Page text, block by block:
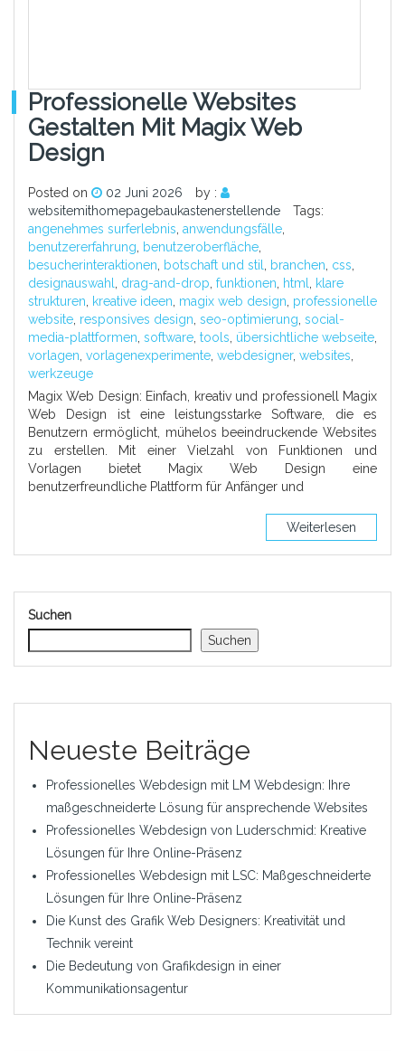
Professionelle Websites
Gestalten Mit Magix Web
Design
Posted on 02 Juni 2026
by :
websitemithomepagebaukastenerstellende
Tags:
angenehmes surferlebnis anwendungsfälle
benutzererfahrung
benutzeroberfläche
besucherinteraktionen
botschaft und stil branchen css
designauswahl
drag-and-drop funktionen html
klare
strukturen
kreative ideen magix web design professionelle
website responsives design seo-optimierung social-
media-plattformen software tools übersichtliche webseite
vorlagen vorlagenexperimente webdesigner, websites
werkzeuge
Magix Web Design: Einfach, kreativ und professionell Magix
Web Design ist eine leistungsstarke Software, die es
Benutzern ermöglicht, mühelos beeindruckende Websites
zu erstellen. Mit einer Vielzahl von Funktionen und
Vorlagen bietet Magix Web Design eine
benutzerfreundliche Plattform für Anfänger und
Weiterlesen
Suchen
Suchen
Neueste Beiträge
Professionelles Webdesign mit LM Webdesign: Ihre
maßgeschneiderte Lösung für ansprechende Websites
Professionelles Webdesign von Luderschmid: Kreative
Lösungen für Ihre Online-Präsenz
Professionelles Webdesign mit LSC: Maßgeschneiderte
Lösungen für Ihre Online-Präsenz
Die Kunst des Grafik Web Designers: Kreativität und
Technik vereint
Die Bedeutung von Grafikdesign in einer
Kommunikationsagentur